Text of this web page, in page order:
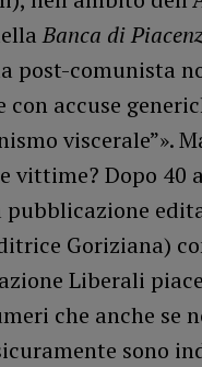
Banca di
post-comunista
con accuse
viscerale”».
vittime? Dopo 40
pubblicazione
Goriziana)
Liberali
che anche se
sono